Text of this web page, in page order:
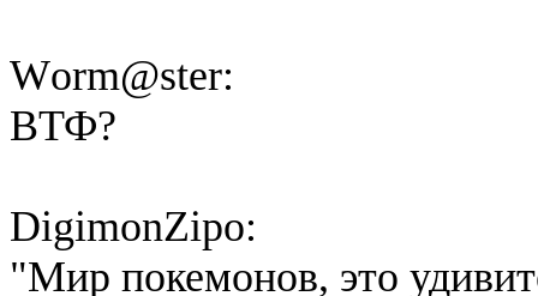
Wоrm@ster:
ВТФ?
DigimonZipo:
"Мир покемонов, это